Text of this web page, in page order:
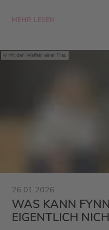
MEHR LESEN
Mit den Waffeln einer Frau
26.01.2026
WAS KANN
EIGENTLICH